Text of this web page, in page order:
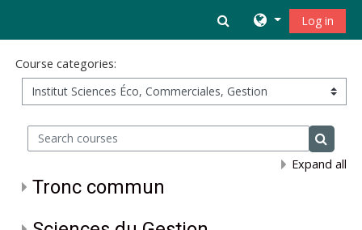
Toggle search
Log in
Course categories:
Search courses
Search
Expand all
Tronc commun